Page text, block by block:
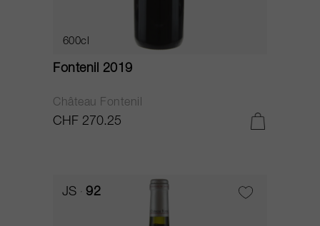
600cl
Fontenil 2019
Château Fontenil
CHF 270.25
JS 92